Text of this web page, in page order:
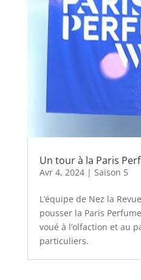
Un tour à la Paris
Avr 4, 2024| Saison 5
L’équipe de Nez la
pousser la Paris
voué à l’olfaction et au
particuliers.